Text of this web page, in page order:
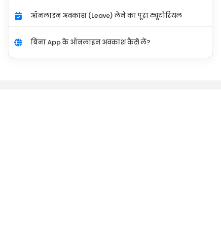
ऑनलाइन अवकाश (Leave) लेने का पूरा ट्यूटोरियल
बिना App के ऑनलाइन अवकाश कैसे लें?